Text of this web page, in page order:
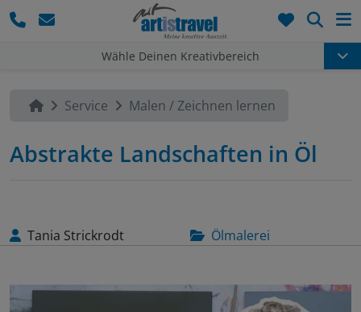
Wähle Deinen Kreativbereich
Service Malen / Zeichnen lernen
Abstrakte Landschaften in Öl
Tania Strickrodt Ölmalerei